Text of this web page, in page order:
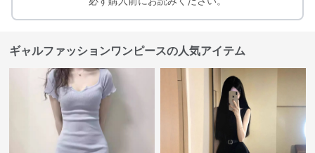
ギャルファッションワンピースの人気アイテム